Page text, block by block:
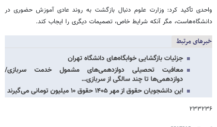
واحدی تأکید کرد: وزارت علوم دنبال بازگشت به روند عادی آموزش حضوری در
دانشگاه‌هاست، مگر آنکه شرایط خاص، تصمیمات دیگری را ایجاب کند.
خبرهای مرتبط
جزئیات بازگشایی خوابگاه‌های دانشگاه تهران
معافیت تحصیلی دوازدهمی‌های مشمول خدمت سربازی/
دوازدهمی‌ها تا چند سالگی از سربازی…
این دانشجویان حقوق از مهر ۱۴۰۵ حقوق ۱۰ میلیون تومانی می‌گیرند
۲۳۳۲۳۶